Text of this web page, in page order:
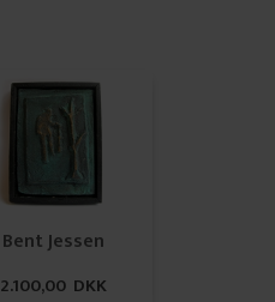
Bent Jessen
2.100,00 DKK